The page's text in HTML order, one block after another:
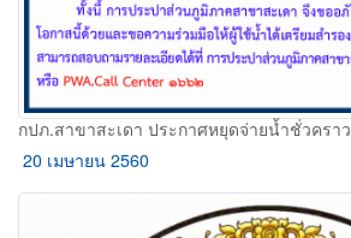
กปภ.สาขาสะเดา ประกาศหยุดจ่ายน้ำชั่วคราว
20 เมษายน 2560